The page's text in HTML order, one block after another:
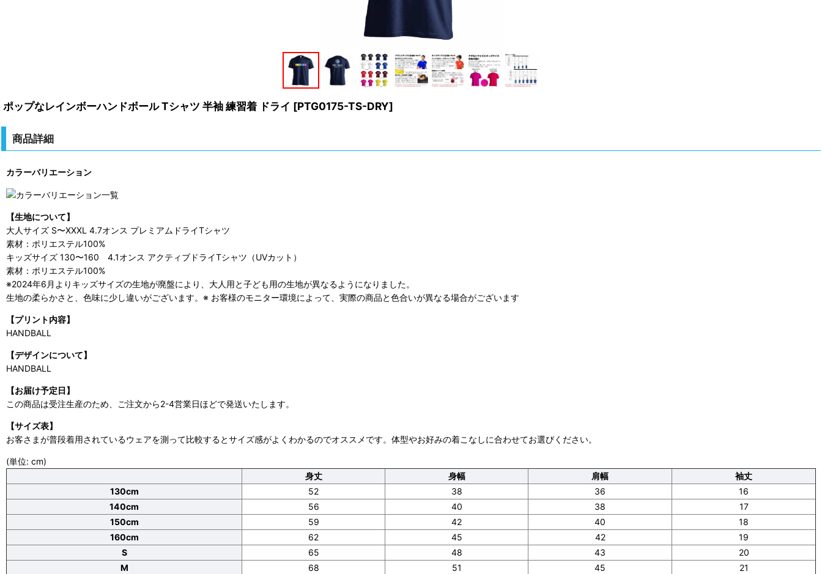
ポップなレインボーハンドボール Tシャツ 半袖 練習着 ドライ [PTG0175-TS-DRY]
商品詳細
カラーバリエーション
【生地について】
大人サイズ S〜XXXL 4.7オンス プレミアムドライTシャツ
素材：ポリエステル100%
キッズサイズ 130〜160 4.1オンス アクティブドライTシャツ（UVカット）
素材：ポリエステル100%
※2024年6月よりキッズサイズの生地が廃盤により、大人用と子ども用の生地が異なるようになりました。
生地の柔らかさと、色味に少し違いがございます。※ お客様のモニター環境によって、実際の商品と色合いが異なる場合がございます
【プリント内容】
HANDBALL
【デザインについて】
HANDBALL
【お届け予定日】
この商品は受注生産のため、ご注文から2-4営業日ほどで発送いたします。
【サイズ表】
お客さまが普段着用されているウェアを測って比較するとサイズ感がよくわかるのでオススメです。体型やお好みの着こなしに合わせてお選びください。
(単位: cm)
身丈
身幅 肩幅
袖丈
130cm
52 38 36
16
140cm
56 40 38
17
150cm
59 42 40
18
160cm
62 45 42
19
S
65 48 43
20
M
68 51 45
21